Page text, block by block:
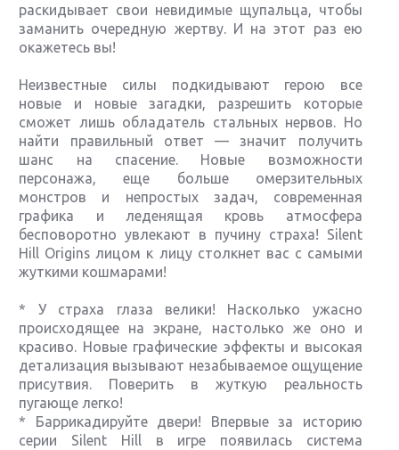
раскидывает свои невидимые щупальца, чтобы
заманить очередную жертву. И на этот раз ею
окажетесь вы!
Неизвестные силы подкидывают герою все
новые и новые загадки, разрешить которые
сможет лишь обладатель стальных нервов. Но
найти правильный ответ — значит получить
шанс на спасение. Новые возможности
персонажа, еще больше омерзительных
монстров и непростых задач, современная
графика и леденящая кровь атмосфера
бесповоротно увлекают в пучину страха! Silent
Hill Origins лицом к лицу столкнет вас с самыми
жуткими кошмарами!
* У страха глаза велики! Насколько ужасно
происходящее на экране, настолько же оно и
красиво. Новые графические эффекты и высокая
детализация вызывают незабываемое ощущение
присутвия. Поверить в жуткую реальность
пугающе легко!
* Баррикадируйте двери! Впервые за историю
серии Silent Hill в игре появилась система